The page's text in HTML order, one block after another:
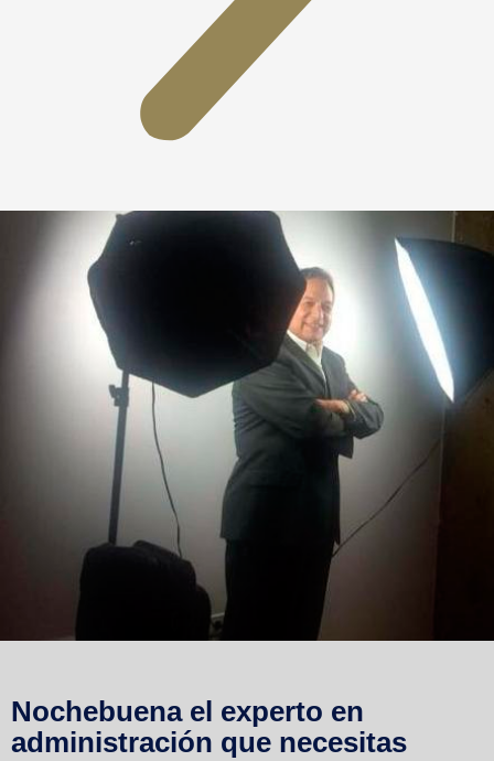
Nochebuena el experto en
administración que necesitas